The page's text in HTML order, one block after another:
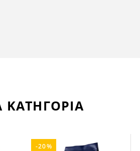
ΚΑΤΗΓΟΡΙΑ
-20%